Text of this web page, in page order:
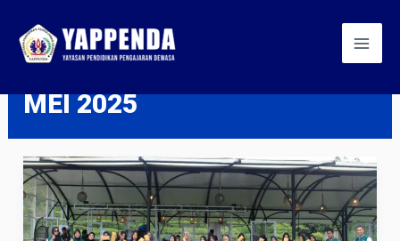
content
MEI 2025
JOURNEY
TO
REMEMBERED